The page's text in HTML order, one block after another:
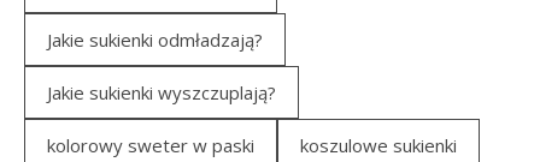
Jakie sukienki odmładzają?
Jakie sukienki wyszczuplają?
kolorowy sweter w paski koszulowe sukienki